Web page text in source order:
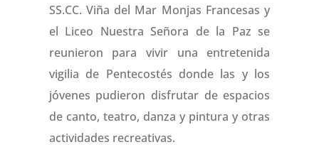
SS.CC. Viña del Mar Monjas Francesas y
el Liceo Nuestra Señora de la Paz se
reunieron para vivir una entretenida
vigilia de Pentecostés donde las y los
jóvenes pudieron disfrutar de espacios
de canto, teatro, danza y pintura y otras
actividades recreativas.